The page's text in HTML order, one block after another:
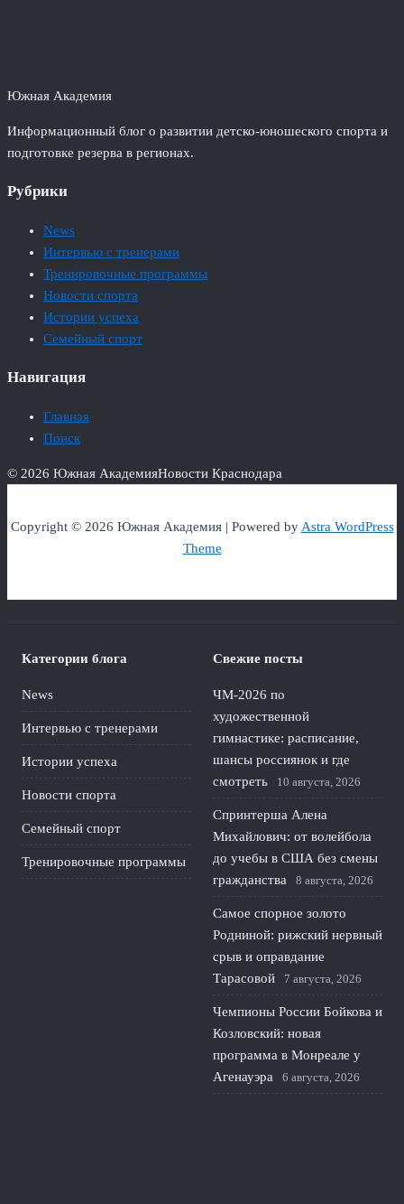
Южная Академия
Информационный блог о развитии детско-юношеского спорта и
подготовке резерва в регионах.
Рубрики
News
Интервью с тренерами
Тренировочные программы
Новости спорта
Истории успеха
Семейный спорт
Навигация
Главная
Поиск
© 2026 Южная АкадемияНовости Краснодара
Copyright © 2026 Южная Академия | Powered byAstra WordPress
Theme
Категории блога
News
Интервью с тренерами
Истории успеха
Новости спорта
Семейный спорт
Тренировочные программы
Свежие посты
ЧМ‑2026 по
художественной
гимнастике: расписание,
шансы россиянок и где
смотреть
10 августа, 2026
Спринтерша Алена
Михайлович: от волейбола
до учебы в США без смены
гражданства
8 августа, 2026
Самое спорное золото
Родниной: рижский нервный
срыв и оправдание
Тарасовой
7 августа, 2026
Чемпионы России Бойкова и
Козловский: новая
программа в Монреале у
Агенауэра
6 августа, 2026